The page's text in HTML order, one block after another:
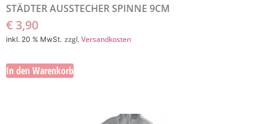
STÄDTER AUSSTECHER SPINNE 9CM
€ 3,90
inkl. 20 % MwSt. zzgl.Versandkosten
In den Warenkorb